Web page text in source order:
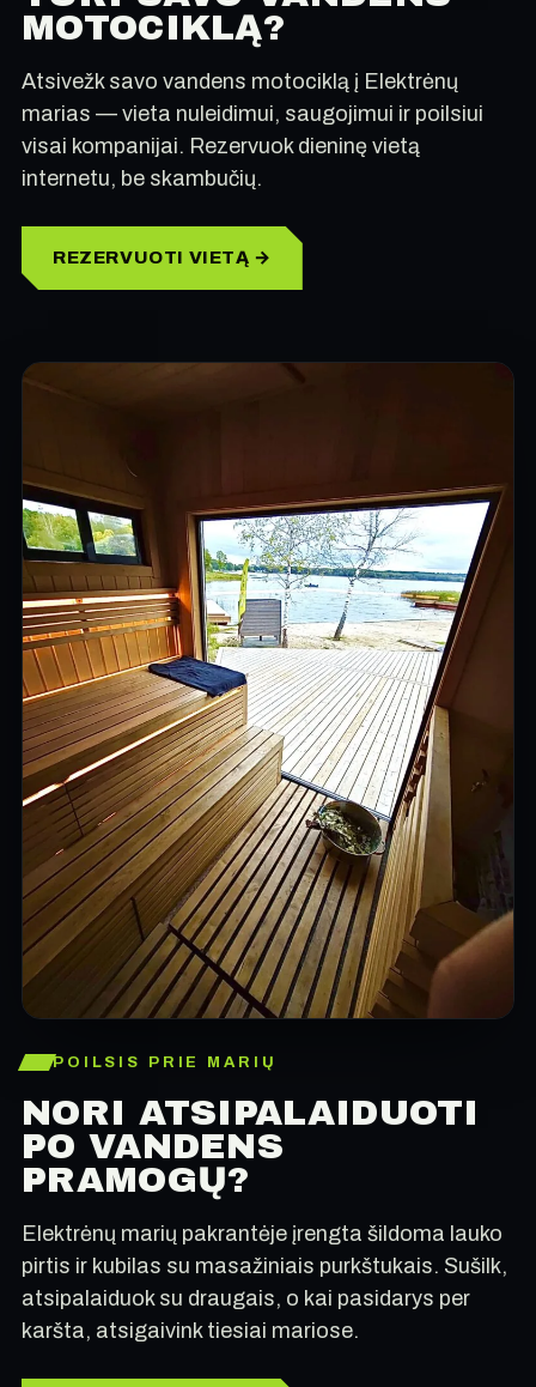
MOTOCIKLĄ?
Atsivežk savo vandens motociklą į Elektrėnų
marias — vieta nuleidimui, saugojimui ir poilsiui
visai kompanijai. Rezervuok dieninę vietą
internetu, be skambučių.
REZERVUOTI VIETĄ →
POILSIS PRIE MARIŲ
NORI ATSIPALAIDUOTI
PO VANDENS
PRAMOGŲ?
Elektrėnų marių pakrantėje įrengta šildoma lauko
pirtis ir kubilas su masažiniais purkštukais. Sušilk,
atsipalaiduok su draugais, o kai pasidarys per
karšta, atsigaivink tiesiai mariose.